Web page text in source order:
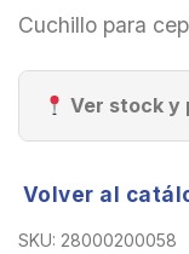
Cuchillo para
Ver stock y
Volver al
SKU: 28000200058